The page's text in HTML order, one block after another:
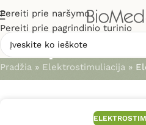
Pereiti prie naršymo
Pereiti prie pagrindinio turinio
Straipsniai
Pradžia » Elektrostimuliacija »